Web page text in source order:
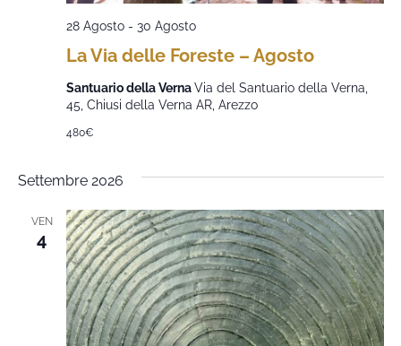
La Via delle Foreste – Agosto
28 Agosto- 30 Agosto
Santuario della VernaVia del Santuario della Verna,
45, Chiusi della Verna AR, Arezzo
480€
Settembre 2026
VEN
4